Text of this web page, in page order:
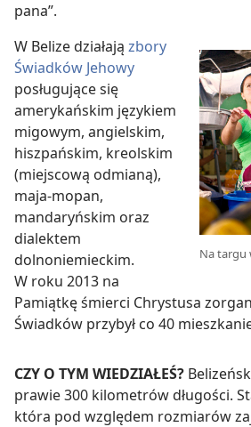
pana”.
Na targu
W Belize działają zbory
Świadków Jehowy
posługujące się
amerykańskim językiem
migowym, angielskim,
hiszpańskim, kreolskim
(miejscową odmianą),
maja-mopan,
mandaryńskim oraz
dialektem
dolnoniemieckim.
W roku 2013 na
Pamiątkę śmierci Chrystusa
Świadków przybył co 40
CZY O TYM WIEDZIAŁEŚ?
prawie 300 kilometrów długości.
która pod względem rozmiarów